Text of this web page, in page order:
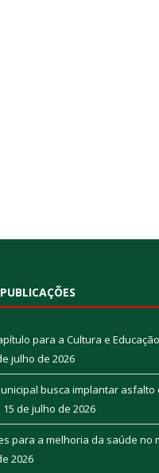
para a Cultura e
julho de 2026
busca implantar asfalto
15 de julho de 2026
para a melhoria da saúde no
2026